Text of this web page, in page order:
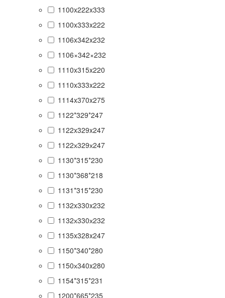
1100x222x333
1100x333x222
1106x342x232
1106×342×232
1110x315x220
1110x333x222
1114x370x275
1122*329*247
1122x329x247
1122х329х247
1130*315*230
1130*368*218
1131*315*230
1132x330x232
1132х330х232
1135x328x247
1150*340*280
1150х340x280
1154*315*231
1200*665*235